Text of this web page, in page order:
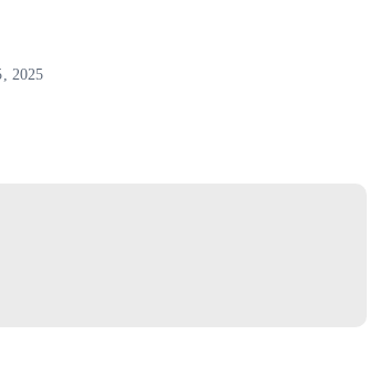
2025